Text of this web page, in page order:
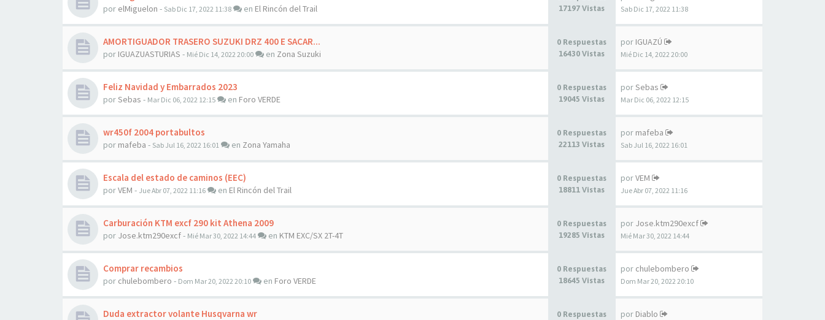
por elMiguelon - Sab Dic 17, 2022 11:38 en El Rincón del Trail
17197 Vistas
Sab Dic 17, 2022 11:38
AMORTIGUADOR TRASERO SUZUKI DRZ 400 E SACAR...
por IGUAZUASTURIAS - Mié Dic 14, 2022 20:00 en Zona Suzuki
0 Respuestas
16430 Vistas
por IGUAZÚ
Mié Dic 14, 2022 20:00
Feliz Navidad y Embarrados 2023
porSebas - Mar Dic 06, 2022 12:15 en Foro VERDE
0 Respuestas
19045 Vistas
porSebas
Mar Dic 06, 2022 12:15
wr450f 2004 portabultos
por mafeba - Sab Jul 16, 2022 16:01 en Zona Yamaha
0 Respuestas
22113 Vistas
por mafeba
Sab Jul 16, 2022 16:01
Escala del estado de caminos (EEC)
porVEM - Jue Abr 07, 2022 11:16 en El Rincón del Trail
0 Respuestas
18811 Vistas
porVEM
Jue Abr 07, 2022 11:16
Carburación KTM excf 290 kit Athena 2009
por Jose.ktm290excf- Mié Mar 30, 2022 14:44 en KTM EXC/SX 2T-4T
0 Respuestas
19285 Vistas
por Jose.ktm290excf
Mié Mar 30, 2022 14:44
Comprar recambios
por chulebombero - Dom Mar 20, 2022 20:10 en Foro VERDE
0 Respuestas
18645 Vistas
por chulebombero
Dom Mar 20, 2022 20:10
Duda extractor volante Husqvarna wr
0 Respuestas
por Diablo